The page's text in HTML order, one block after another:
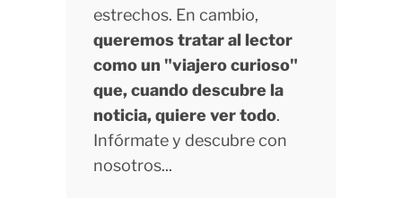
estrechos. En cambio,
queremos tratar al lector
como un "viajero curioso"
que, cuando descubre la
noticia, quiere ver todo.
Infórmate y descubre con
nosotros...